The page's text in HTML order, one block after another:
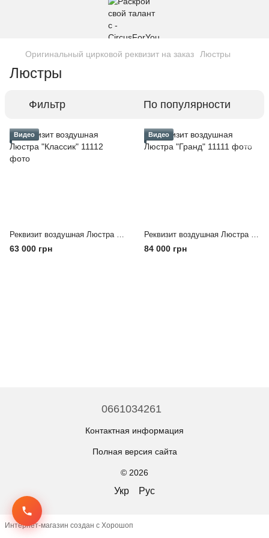
Оригинальный цирковой реквизит на заказ Люстры
Люстры
Фильтр По популярности
Видео
Реквизит воздушная Люстра "Классик"
63 000 грн
Видео
Реквизит воздушная Люстра "Гранд"
84 000 грн
0661034261
Контактная информация
Полная версия сайта
© 2026
Укр Рус
Интернет-магазин создан с Хорошоп